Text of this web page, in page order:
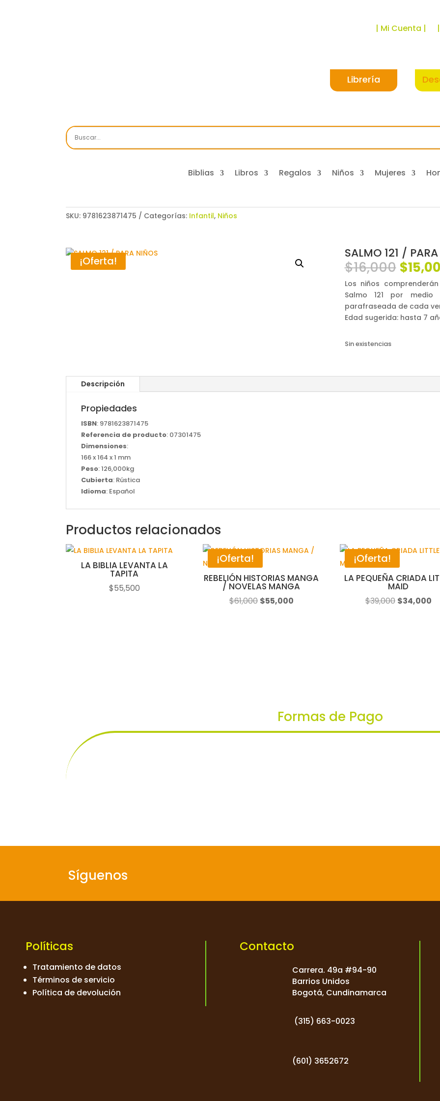
| Mi Cuenta |
Librería
Biblias Libros Regalos Niños Mujeres
SKU: 9781623871475 Categorías: Infantil, Niños
¡Oferta!
SALMO 121 /
$16,000 El
precio
era:
$
Los niños
Salmo 121 por
parafraseada de cada
Edad sugerida: hasta 7
Sin existencias
Descripción
Propiedades
ISBN: 9781623871475
Referencia de producto: 07301475
Dimensiones:
166 x 164 x 1 mm
Peso: 126,000kg
Cubierta: Rústica
Idioma: Español
Productos relacionados
LA BIBLIA LEVANTA LA
TAPITA
$55,500
¡Oferta!
REBELIÓN HISTORIAS MANGA
/ NOVELAS MANGA
$61,000 El
$55,000El
¡Oferta!
LA PEQUEÑA CRIADA
MAID
$39,000 El
$34,000El
Formas de Pago
Síguenos
Políticas
Tratamiento de datos
Términos de servicio
Política de devolución
Contacto
Carrera. 49a #94-90
Barrios Unidos
Bogotá, Cundinamarca
(315) 663-0023
(601) 3652672